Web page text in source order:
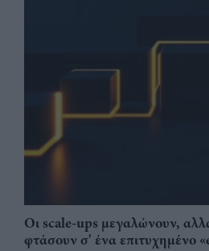
Οι scale-ups μεγαλώνουν,
φτάσουν σ' ένα επιτυχημένο